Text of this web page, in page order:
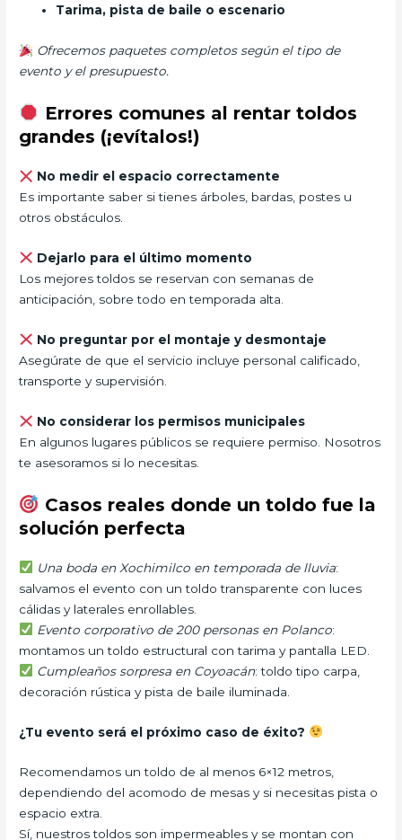
Tarima, pista de baile o escenario
Ofrecemos paquetes completos según el tipo de
evento y el presupuesto.
Errores comunes al rentar toldos
grandes (¡evítalos!)
No medir el espacio correctamente
Es importante saber si tienes árboles, bardas, postes u
otros obstáculos.
Dejarlo para el último momento
Los mejores toldos se reservan con semanas de
anticipación, sobre todo en temporada alta.
No preguntar por el montaje y desmontaje
Asegúrate de que el servicio incluye personal calificado,
transporte y supervisión.
No considerar los permisos municipales
En algunos lugares públicos se requiere permiso. Nosotros
te asesoramos si lo necesitas.
Casos reales donde un toldo fue la
solución perfecta
Una boda en Xochimilco en temporada de lluvia:
salvamos el evento con un toldo transparente con luces
cálidas y laterales enrollables.
Evento corporativo de 200 personas en Polanco:
montamos un toldo estructural con tarima y pantalla LED.
Cumpleaños sorpresa en Coyoacán: toldo tipo carpa,
decoración rústica y pista de baile iluminada.
¿Tu evento será el próximo caso de éxito?
Recomendamos un toldo de al menos 6×12 metros,
dependiendo del acomodo de mesas y si necesitas pista o
espacio extra.
Sí, nuestros toldos son impermeables y se montan con